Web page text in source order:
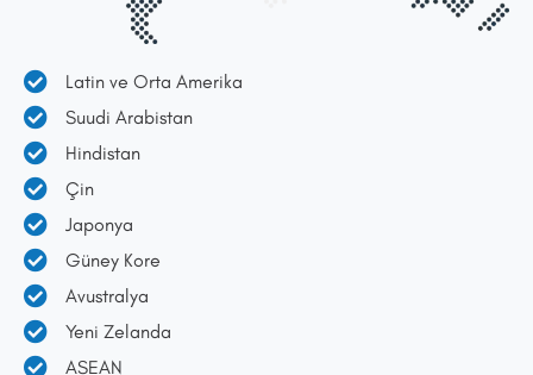
Latin ve Orta Amerika
Suudi Arabistan
Hindistan
Çin
Japonya
Güney Kore
Avustralya
Yeni Zelanda
ASEAN